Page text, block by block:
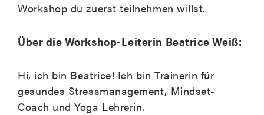
Workshop du zuerst teilnehmen willst.
Über die Workshop-Leiterin Beatrice Weiß:
Hi, ich bin Beatrice! Ich bin Trainerin für
gesundes Stressmanagement, Mindset-
Coach und Yoga Lehrerin.